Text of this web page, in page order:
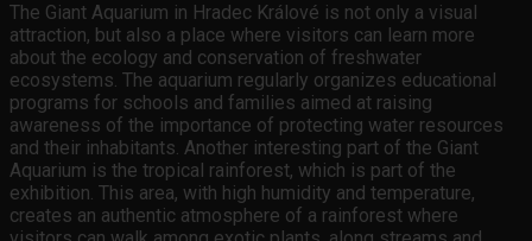
The Giant Aquarium in Hradec Králové is not only a visual
attraction, but also a place where visitors can learn more
about the ecology and conservation of freshwater
ecosystems. The aquarium regularly organizes educational
programs for schools and families aimed at raising
awareness of the importance of protecting water resources
and their inhabitants. Another interesting part of the Giant
Aquarium is the tropical rainforest, which is part of the
exhibition. This area, with high humidity and temperature,
creates an authentic atmosphere of a rainforest where